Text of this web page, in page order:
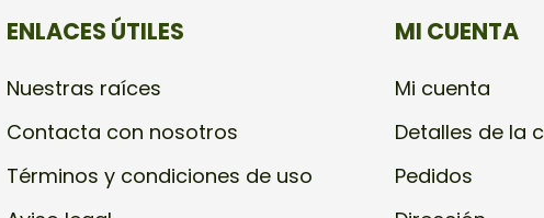
ENLACES ÚTILES
Nuestras raíces
Contacta con nosotros
Términos y condiciones de uso
MI CUENTA
Mi cuenta
Detalles de la
Pedidos